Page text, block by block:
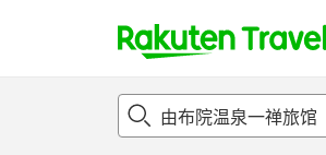
t
p
概况 客房及住宿套餐 评论设施